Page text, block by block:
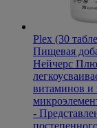
Plex (30
Пищевая
Нейчерс
витаминов и
-